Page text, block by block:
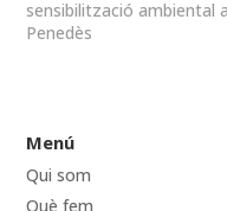
sensibilització ambiental
Penedès
Menú
Qui som
Què fem